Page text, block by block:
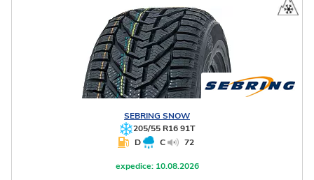
SEBRING SNOW
205/55 R16 91T
D
C 72
expedice:10.08.2026